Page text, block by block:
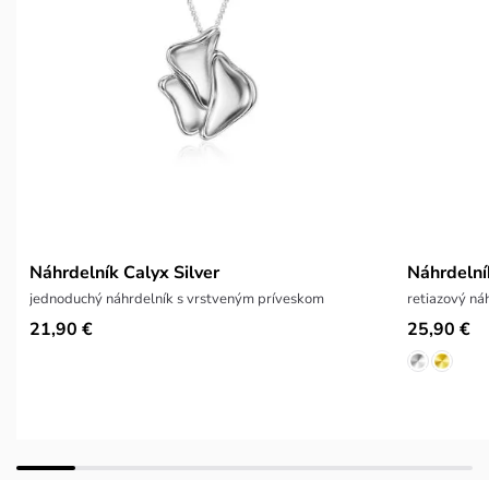
Náhrdelník Calyx Silver
jednoduchý náhrdelník s vrstveným príveskom
21,90 €
retiazový
25,90 €